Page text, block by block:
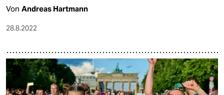
Von Andreas Hartmann
28.8.2022